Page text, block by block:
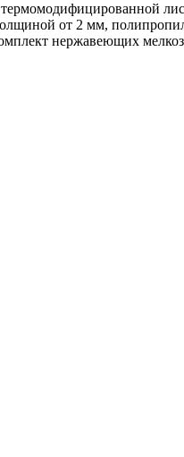
от 2 мм,
нержавеющих